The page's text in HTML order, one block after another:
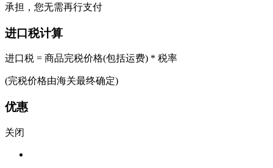
承担，您无需再行支付
进口税计算
进口税 = 商品完税价格(包括运费) * 税率
(完税价格由海关最终确定)
优惠
关闭